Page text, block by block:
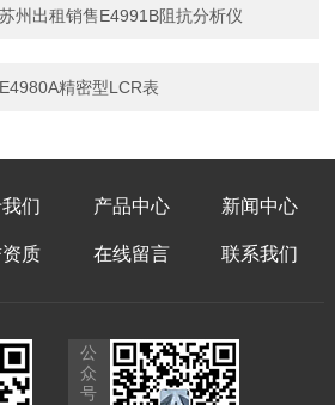
州出租销售E4991B阻抗分析仪
精密型LCR表
们 产品中心 新闻中心
质 在线留言 联系我们
公
众
号